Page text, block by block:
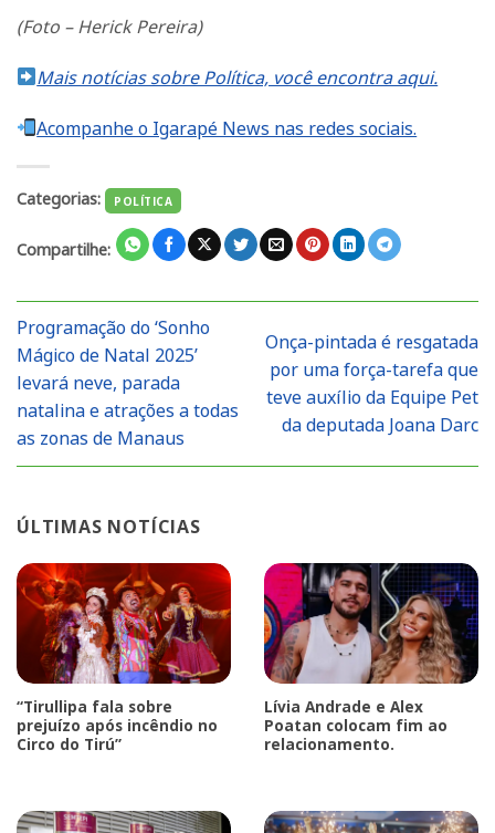
(Foto – Herick Pereira)
Mais notícias sobre Política, você encontra aqui.
Acompanhe o Igarapé News nas redes sociais.
Categorias: POLÍTICA
Compartilhe:
Programação do ‘Sonho
Mágico de Natal 2025’
levará neve, parada
natalina e atrações a todas
as zonas de Manaus
Onça-pintada é resgatada
por uma força-tarefa que
teve auxílio da Equipe Pet
da deputada Joana Darc
ÚLTIMAS NOTÍCIAS
“Tirullipa fala sobre
prejuízo após incêndio no
Circo do Tirú”
Lívia Andrade e Alex
Poatan colocam fim ao
relacionamento.